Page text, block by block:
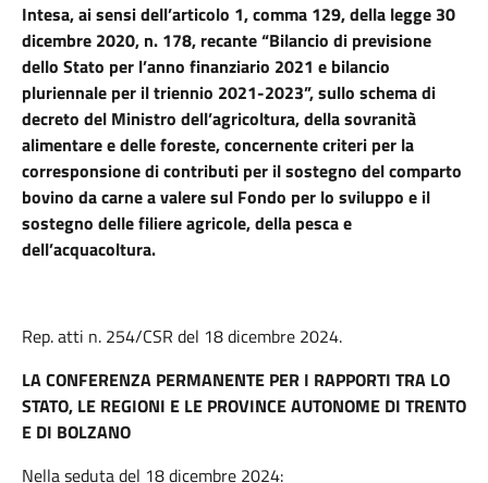
Intesa, ai sensi dell’articolo 1, comma 129, della legge 30
dicembre 2020, n. 178, recante “Bilancio di previsione
dello Stato per l’anno finanziario 2021 e bilancio
pluriennale per il triennio 2021-2023”, sullo schema di
decreto del Ministro dell’agricoltura, della sovranità
alimentare e delle foreste, concernente criteri per la
corresponsione di contributi per il sostegno del comparto
bovino da carne a valere sul Fondo per lo sviluppo e il
sostegno delle filiere agricole, della pesca e
dell’acquacoltura.
Rep. atti n. 254/CSR del 18 dicembre 2024.
LA CONFERENZA PERMANENTE PER I RAPPORTI TRA LO
STATO, LE REGIONI E LE PROVINCE AUTONOME DI TRENTO
E DI BOLZANO
Nella seduta del 18 dicembre 2024: